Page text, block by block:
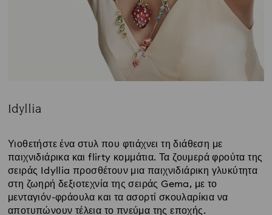
Idyllia
Υιοθετήστε ένα στυλ που φτιάχνει τη διάθεση με
παιχνιδιάρικα και flirty κομμάτια. Τα ζουμερά φρούτα της
σειράς Idyllia προσθέτουν μια παιχνιδιάρικη γλυκύτητα
στη ζωηρή δεξιοτεχνία της σειράς Gema, με το
μενταγιόν-φράουλα και τα ασορτί σκουλαρίκια να
αποτυπώνουν τέλεια το πνεύμα της εποχής.